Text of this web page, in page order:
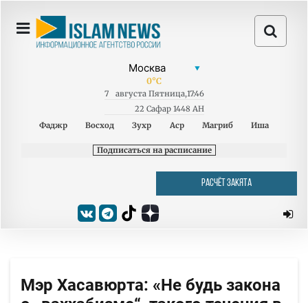
0°C
7 августа Пятница,17:46
22 Сафар 1448 AH
Фаджр
Восход Зухр Аср Магриб Иша
Подписаться на расписание
РАСЧЁТ ЗАКЯТА
Мэр Хасавюрта: «Не будь закона